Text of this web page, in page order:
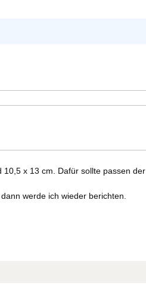
x 13 cm. Dafür sollte passen der
werde ich wieder berichten.